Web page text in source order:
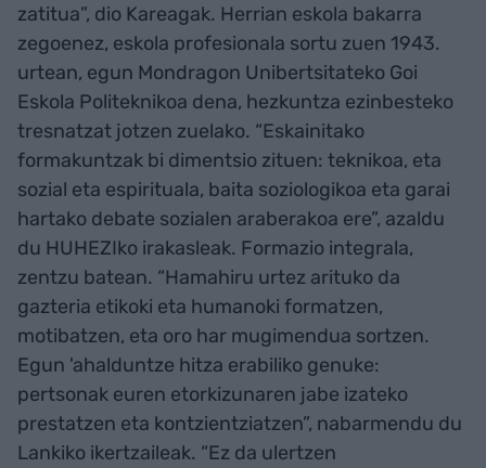
zatitua”, dio Kareagak. Herrian eskola bakarra
zegoenez, eskola profesionala sortu zuen 1943.
urtean, egun Mondragon Unibertsitateko Goi
Eskola Politeknikoa dena, hezkuntza ezinbesteko
tresnatzat jotzen zuelako. “Eskainitako
formakuntzak bi dimentsio zituen: teknikoa, eta
sozial eta espirituala, baita soziologikoa eta garai
hartako debate sozialen araberakoa ere”, azaldu
du HUHEZIko irakasleak. Formazio integrala,
zentzu batean. “Hamahiru urtez arituko da
gazteria etikoki eta humanoki formatzen,
motibatzen, eta oro har mugimendua sortzen.
Egun 'ahalduntze hitza erabiliko genuke:
pertsonak euren etorkizunaren jabe izateko
prestatzen eta kontzientziatzen”, nabarmendu du
Lankiko ikertzaileak. “Ez da ulertzen